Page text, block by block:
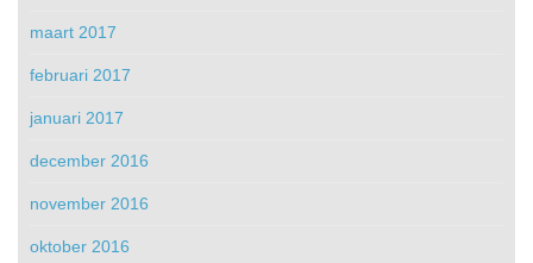
maart 2017
februari 2017
januari 2017
december 2016
november 2016
oktober 2016